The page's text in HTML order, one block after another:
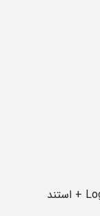
اولین نفری باشید که دیدگاهی را ارسال می کنید برای “فرمان بازی Logitech G۲۹ + استند